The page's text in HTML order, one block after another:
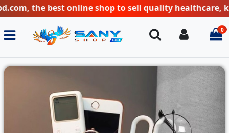
the best online shop to sell quality healthcare,
SearchLogin 0